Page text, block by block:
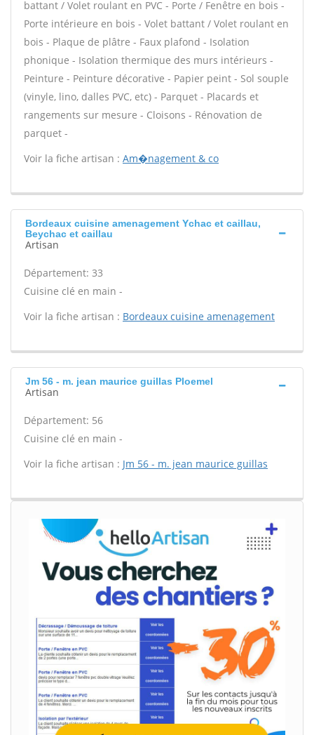
battant / Volet roulant en PVC - Porte / Fenêtre en bois -
Porte intérieure en bois - Volet battant / Volet roulant en
bois - Plaque de plâtre - Faux plafond - Isolation
phonique - Isolation thermique des murs intérieurs -
Peinture - Peinture décorative - Papier peint - Sol souple
(vinyle, lino, dalles PVC, etc) - Parquet - Placards et
rangements sur mesure - Cloisons - Rénovation de
parquet -
Voir la fiche artisan : Am�nagement & co
Bordeaux cuisine amenagement Ychac et caillau,
Beychac et caillau
Artisan
Département: 33
Cuisine clé en main -
Voir la fiche artisan : Bordeaux cuisine amenagement
Jm 56 - m. jean maurice guillas Ploemel
Artisan
Département: 56
Cuisine clé en main -
Voir la fiche artisan : Jm 56 - m. jean maurice guillas